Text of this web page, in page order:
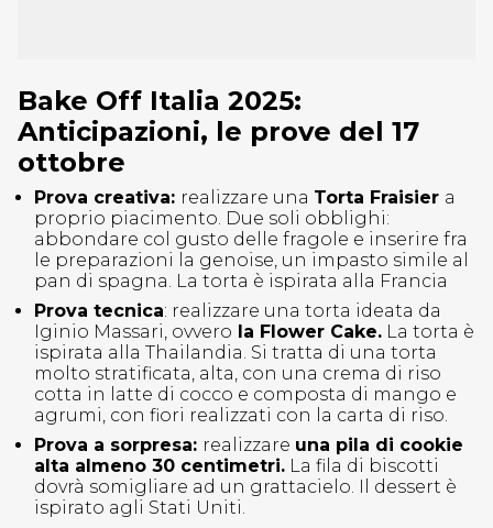
Bake Off Italia 2025:
Anticipazioni, le prove del 17
ottobre
Prova creativa: realizzare una Torta Fraisier a
proprio piacimento. Due soli obblighi:
abbondare col gusto delle fragole e inserire fra
le preparazioni la genoise, un impasto simile al
pan di spagna. La torta è ispirata alla Francia
Prova tecnica: realizzare una torta ideata da
Iginio Massari, ovvero la Flower Cake. La torta è
ispirata alla Thailandia. Si tratta di una torta
molto stratificata, alta, con una crema di riso
cotta in latte di cocco e composta di mango e
agrumi, con fiori realizzati con la carta di riso.
Prova a sorpresa: realizzare una pila di cookie
alta almeno 30 centimetri. La fila di biscotti
dovrà somigliare ad un grattacielo. Il dessert è
ispirato agli Stati Uniti.